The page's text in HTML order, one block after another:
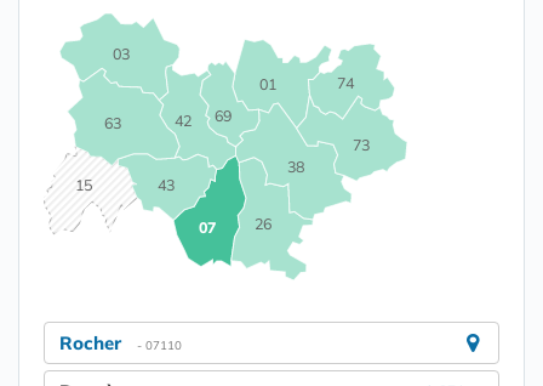
01
03
07
15
26
38
42
43
63
69
73
74
Rocher - 07110